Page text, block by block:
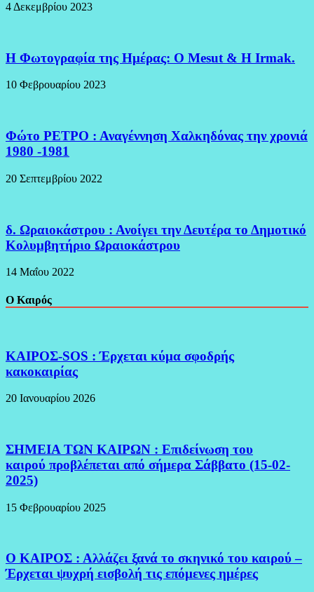
4 Δεκεμβρίου 2023
H Φωτογραφία της Ημέρας: O Mesut & Η Irmak.
10 Φεβρουαρίου 2023
Φώτο ΡΕΤΡΟ : Αναγέννηση Χαλκηδόνας την χρονιά
1980 -1981
20 Σεπτεμβρίου 2022
δ. Ωραιοκάστρου : Ανοίγει την Δευτέρα το Δημοτικό
Κολυμβητήριο Ωραιοκάστρου
14 Μαΐου 2022
Ο Καιρός
ΚΑΙΡΟΣ-SOS : Έρχεται κύμα σφοδρής
κακοκαιρίας
20 Ιανουαρίου 2026
ΣΗΜΕΙΑ ΤΩΝ ΚΑΙΡΩΝ : Επιδείνωση του
καιρού προβλέπεται από σήμερα Σάββατο (15-02-
2025)
15 Φεβρουαρίου 2025
Ο ΚΑΙΡΟΣ : Αλλάζει ξανά το σκηνικό του καιρού –
Έρχεται ψυχρή εισβολή τις επόμενες ημέρες